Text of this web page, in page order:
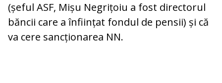
(șeful ASF, Mișu Negrițoiu a fost directorul
băncii care a înființat fondul de pensii) și că
va cere sancționarea NN.